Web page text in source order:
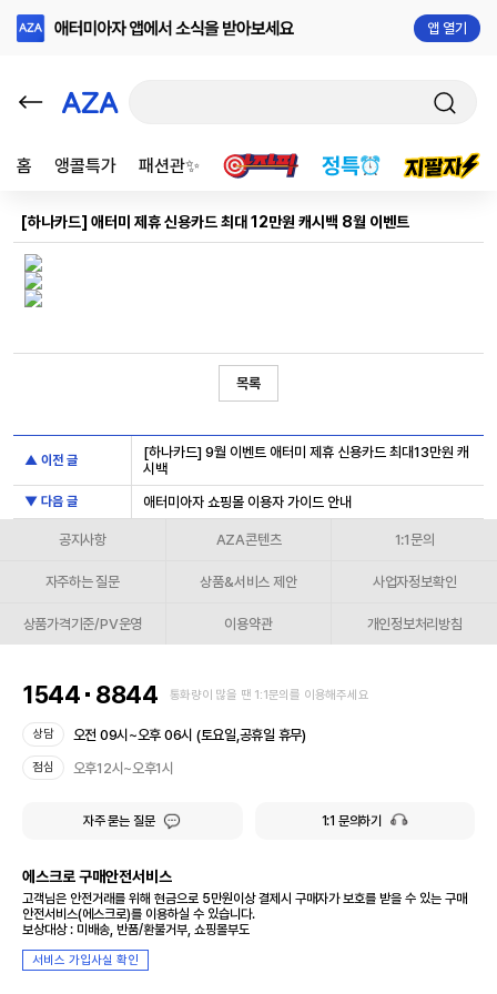
앱 열기
홈 앵콜특가 패션관✨
[하나카드] 애터미 제휴 신용카드 최대 12만원 캐시백 8월 이벤트
목록
▲ 이전 글
[하나카드] 9월 이벤트 애터미 제휴 신용카드 최대13만원 캐
시백
▼ 다음 글 애터미아자 쇼핑몰 이용자 가이드 안내
공지사항 AZA콘텐츠 1:1문의
자주하는 질문 상품&서비스 제안 사업자정보확인
상품가격기준/PV운영 이용약관 개인정보처리방침
1544 8844 통화량이 많을 땐 1:1문의를 이용해주세요
상담 오전 09시~오후 06시 (토요일,공휴일 휴무)
점심 오후12시~오후1시
자주 묻는 질문 1:1 문의하기
에스크로 구매안전서비스
고객님은 안전거래를 위해 현금으로 5만원이상 결제시 구매자가 보호를 받을 수 있는 구매
안전서비스(에스크로)를 이용하실 수 있습니다.
보상대상 : 미배송, 반품/환불거부, 쇼핑몰부도
서비스 가입사실 확인